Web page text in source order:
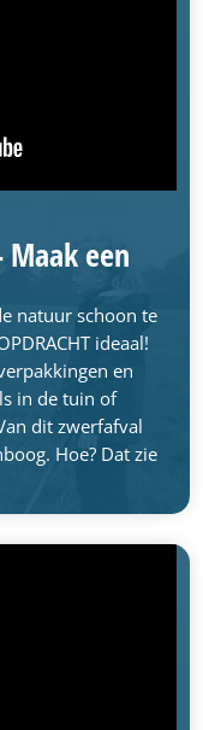
Maak een
natuur schoon te
ideaal!
en
in de tuin of
dit zwerfafval
Hoe? Dat zie